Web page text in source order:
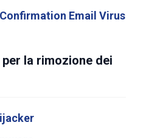
Email Virus
la rimozione dei